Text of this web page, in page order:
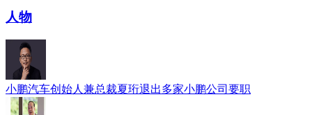
人物
小鹏汽车创始人兼总裁夏珩退出多家小鹏公司要职